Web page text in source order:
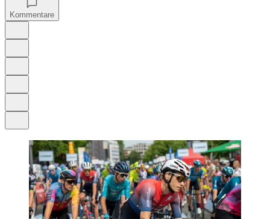
Kommentare